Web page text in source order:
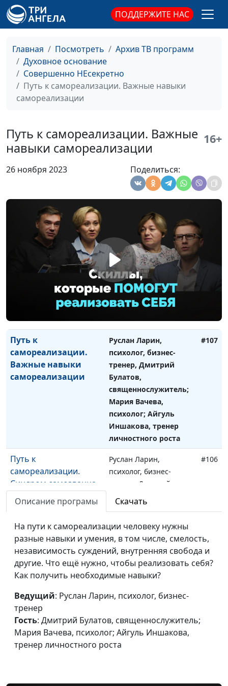
ПОДДЕРЖИТЕ НАС
Главная Посмотреть
Архив ТВ программ
Духовное основание
Совершенно НЕсекретно
Путь к самореализации. Важные навыки
самореализации
Путь к самореализации. Важные
навыки самореализации
16+
26 ноября 2023 Поделиться:
Парфенов,
священнослужитель;
предприниматель;
Айгуль Иншакова,
личностного роста
Путь к
Булатов,
священнослужитель;
психолог; Айгуль
Иншакова, тренер
личностного роста
самореализации. Как
не потерять себя на
самореализации
Руслан Ларин,
психолог, бизнес-
тренер, Дмитрий
Булатов,
священнослужитель;
Мария Вачева,
психолог; Айгуль
Иншакова, тренер
личностного роста
Путь к
самореализации.
Важные навыки
самореализации
Руслан Ларин,
психолог, бизнес-
тренер, Дмитрий
Булатов,
священнослужитель;
Мария Вачева,
психолог; Айгуль
Иншакова, тренер
личностного роста
#107
Путь к
самореализации.
Синдром самозванца
Руслан Ларин,
психолог, бизнес-
тренер, Дмитрий
психолог; Айгуль
Иншакова, тренер
личностного роста
#106
Путь к
самореализации. А не
пора ли мне сменить
профессию?
Руслан Ларин,
психолог, бизнес-
тренер, Дмитрий
священнослужитель;
Мария Вачева,
Описание програмы Скачать
На пути к самореализации человеку нужны
разные навыки и умения, в том числе, смелость,
независимость суждений, внутренняя свобода и
другие. Что ещё нужно, чтобы реализовать себя?
Как получить необходимые навыки?
Ведущий: Руслан Ларин, психолог, бизнес-
тренер
Гость: Дмитрий Булатов, священнослужитель;
Мария Вачева, психолог; Айгуль Иншакова,
тренер личностного роста